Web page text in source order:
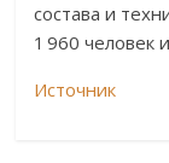
состава и
1 960 человек
Источник